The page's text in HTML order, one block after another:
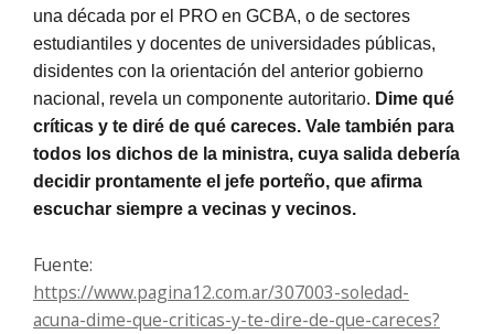
una década por el PRO en GCBA, o de sectores
estudiantiles y docentes de universidades públicas,
disidentes con la orientación del anterior gobierno
nacional, revela un componente autoritario. Dime qué
críticas y te diré de qué careces. Vale también para
todos los dichos de la ministra, cuya salida debería
decidir prontamente el jefe porteño, que afirma
escuchar siempre a vecinas y vecinos.
Fuente:
https://www.pagina12.com.ar/307003-soledad-
acuna-dime-que-criticas-y-te-dire-de-que-careces?